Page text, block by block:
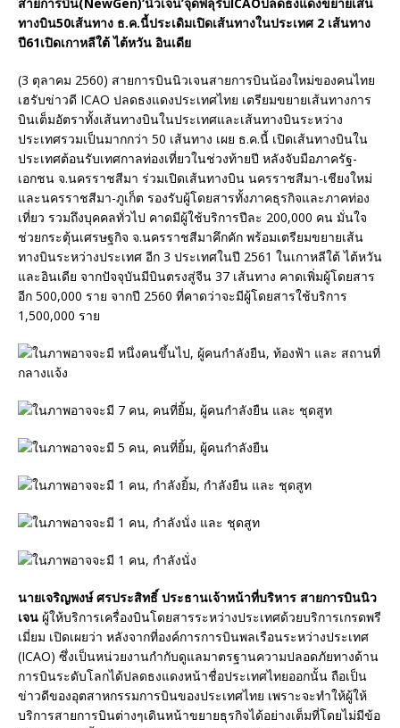
ทางบิน50เส้นทาง ธ.ค.นี้ประเดิมเปิดเส้นทางในประเทศ 2 เส้นทาง
ปี61เปิดเกาหลีใต้ ไต้หวัน อินเดีย
(3 ตุลาคม 2560) สายการบินนิวเจนสายการบินน้องใหม่ของคนไทย
เฮรับข่าวดี ICAO ปลดธงแดงประเทศไทย เตรียมขยายเส้นทางการ
บินเต็มอัตราทั้งเส้นทางบินในประเทศและเส้นทางบินระหว่าง
ประเทศรวมเป็นมากกว่า 50 เส้นทาง เผย ธ.ค.นี้ เปิดเส้นทางบินใน
ประเทศต้อนรับเทศกาลท่องเที่ยวในช่วงท้ายปี หลังจับมือภาครัฐ-
เอกชน จ.นครราชสีมา ร่วมเปิดเส้นทางบิน นครราชสีมา-เชียงใหม่
และนครราชสีมา-ภูเก็ต รองรับผู้โดยสารทั้งภาคธุรกิจและภาคท่อง
เที่ยว รวมถึงบุคคลทั่วไป คาดมีผู้ใช้บริการปีละ 200,000 คน มั่นใจ
ช่วยกระตุ้นเศรษฐกิจ จ.นครราชสีมาคึกคัก พร้อมเตรียมขยายเส้น
ทางบินระหว่างประเทศ อีก 3 ประเทศในปี 2561 ในเกาหลีใต้ ไต้หวัน
และอินเดีย จากปัจจุบันมีบินตรงสู่จีน 37 เส้นทาง คาดเพิ่มผู้โดยสาร
อีก 500,000 ราย จากปี 2560 ที่คาดว่าจะมีผู้โดยสารใช้บริการ
1,500,000 ราย
นายเจริญพงษ์ ศรประสิทธิ์ ประธานเจ้าหน้าที่บริหาร สายการบินนิว
เจน ผู้ให้บริการเครื่องบินโดยสารระหว่างประเทศด้วยบริการเกรดพรี
เมี่ยม เปิดเผยว่า หลังจากที่องค์การการบินพลเรือนระหว่างประเทศ
(ICAO) ซึ่งเป็นหน่วยงานกำกับดูแลมาตรฐานความปลอดภัยทางด้าน
การบินระดับโลกได้ปลดธงแดงหน้าชื่อประเทศไทยออกนั้น ถือเป็น
ข่าวดีของอุตสาหกรรมการบินของประเทศไทย เพราะจะทำให้ผู้ให้
บริการสายการบินต่างๆเดินหน้าขยายธุรกิจได้อย่างเต็มที่โดยไม่มีข้อ